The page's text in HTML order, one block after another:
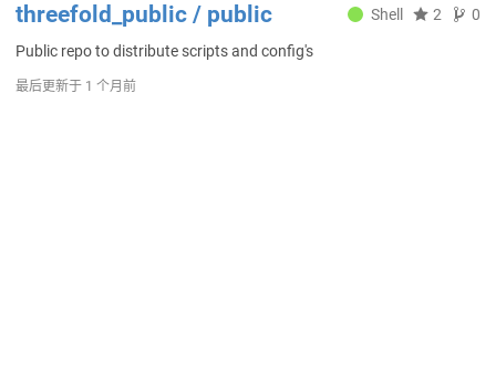
threefold_public / public Shell 2 0
Public repo to distribute scripts and config's
最后更新于 1 个月前